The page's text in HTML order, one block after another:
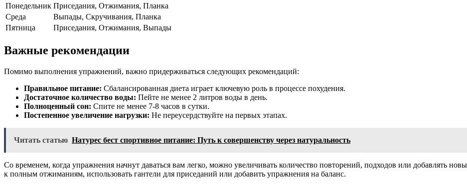
Понедельник Приседания, Отжимания, Планка
Среда
Выпады, Скручивания, Планка
Пятница
Приседания, Отжимания, Выпады
Важные рекомендации
Помимо выполнения упражнений, важно придерживаться следующих рекомендаций:
Правильное питание: Сбалансированная диета играет ключевую роль в процессе похудения.
Достаточное количество воды: Пейте не менее 2 литров воды в день.
Полноценный сон: Спите не менее 7-8 часов в сутки.
Постепенное увеличение нагрузки: Не переусердствуйте на первых этапах.
Читать статью Натурес бест спортивное питание: Путь к совершенству через натуральность
Со временем, когда упражнения начнут даваться вам легко, можно увеличивать количество повторений, подходов или добавлять
к полным отжиманиям, использовать гантели для приседаний или добавить упражнения на баланс.